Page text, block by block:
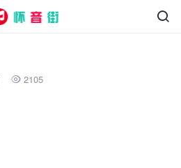

 2105